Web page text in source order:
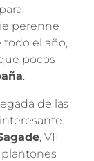
perenne
el año,
pocos
.
de las
, VII
plantones